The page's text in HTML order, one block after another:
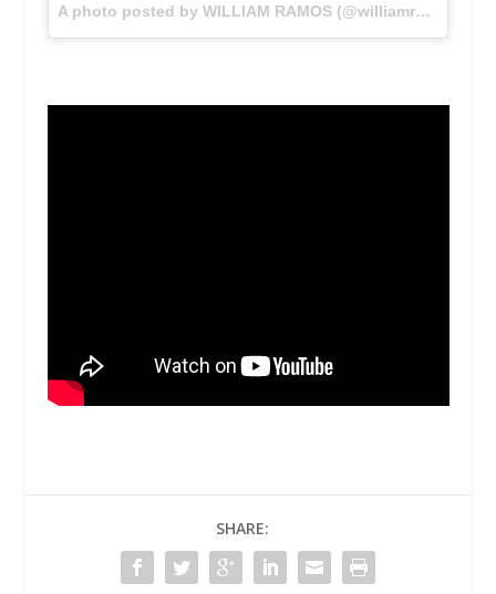
A photo posted by WILLIAM RAMOS (@williamramostv) on
SHARE: